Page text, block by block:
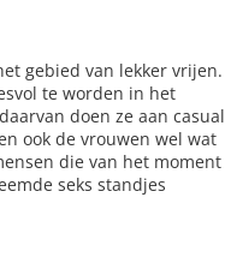
gebied van lekker vrijen.
te worden in het
doen ze aan casual
ook de vrouwen wel wat
die van het moment
seks standjes